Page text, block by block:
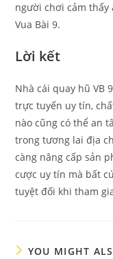
người chơi cảm
Vua Bài 9.
Lời kết
Nhà cái quay hũ VB
trực tuyến uy tín,
nào cũng có thể an
trong tương lai địa
càng nâng cấp sản
cược uy tín mà bất
tuyệt đối khi tham
YOU MIGHT